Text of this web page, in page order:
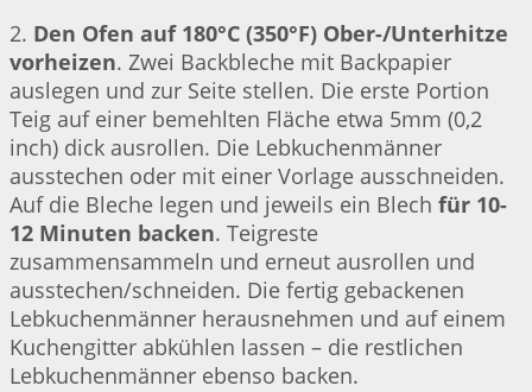
2. Den Ofen auf 180°C (350°F) Ober-/Unterhitze
vorheizen. Zwei Backbleche mit Backpapier
auslegen und zur Seite stellen. Die erste Portion
Teig auf einer bemehlten Fläche etwa 5mm (0,2
inch) dick ausrollen. Die Lebkuchenmänner
ausstechen oder mit einer Vorlage ausschneiden.
Auf die Bleche legen und jeweils ein Blech für 10-
12 Minuten backen. Teigreste
zusammensammeln und erneut ausrollen und
ausstechen/schneiden. Die fertig gebackenen
Lebkuchenmänner herausnehmen und auf einem
Kuchengitter abkühlen lassen – die restlichen
Lebkuchenmänner ebenso backen.